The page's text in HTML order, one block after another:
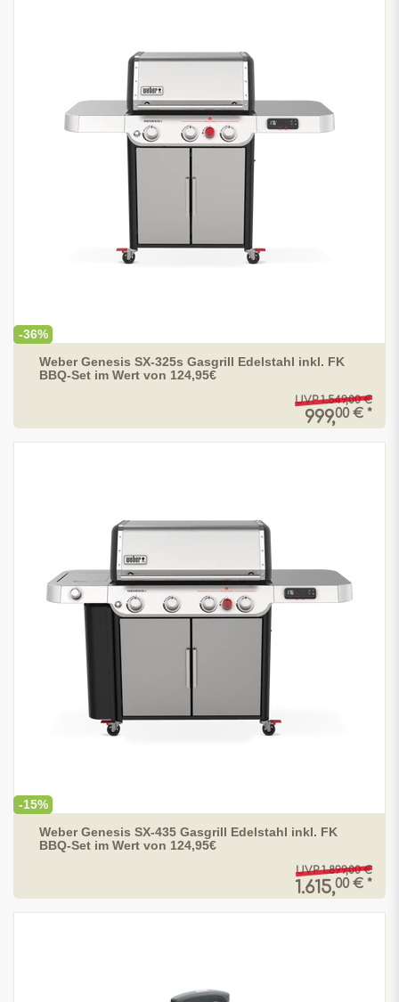
-36%
Weber Genesis SX-325s Gasgrill Edelstahl inkl. FK
BBQ-Set im Wert von 124,95€
UVP 1.549,00 €
999,00 € *
-15%
Weber Genesis SX-435 Gasgrill Edelstahl inkl. FK
BBQ-Set im Wert von 124,95€
UVP 1.899,00 €
1.615,00 € *